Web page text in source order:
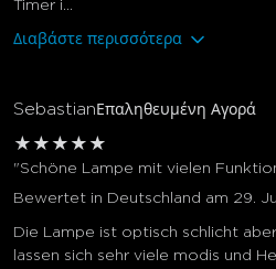
Timer i...
Διαβάστε περισσότερα
Sebastian Επαληθευμένη Αγορά
★ ★ ★ ★ ★
"Schöne Lampe mit vielen
Bewertet in Deutschland am 29.
Die Lampe ist optisch schlicht
lassen sich sehr viele modis und